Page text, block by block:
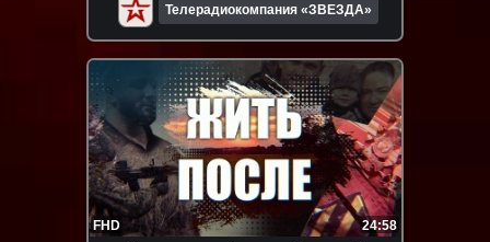
Телерадиокомпания «ЗВЕЗДА»
FHD 24:58